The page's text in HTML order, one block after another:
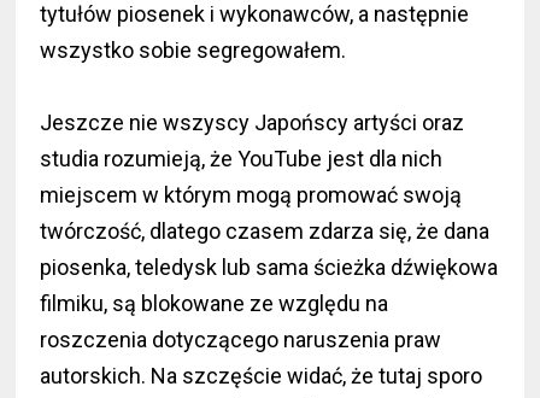
tytułów piosenek i wykonawców, a następnie
wszystko sobie segregowałem.
Jeszcze nie wszyscy Japońscy artyści oraz
studia rozumieją, że YouTube jest dla nich
miejscem w którym mogą promować swoją
twórczość, dlatego czasem zdarza się, że dana
piosenka, teledysk lub sama ścieżka dźwiękowa
filmiku, są blokowane ze względu na
roszczenia dotyczącego naruszenia praw
autorskich. Na szczęście widać, że tutaj sporo